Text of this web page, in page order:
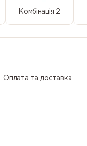
Комбінація 2
Оплата та доставка